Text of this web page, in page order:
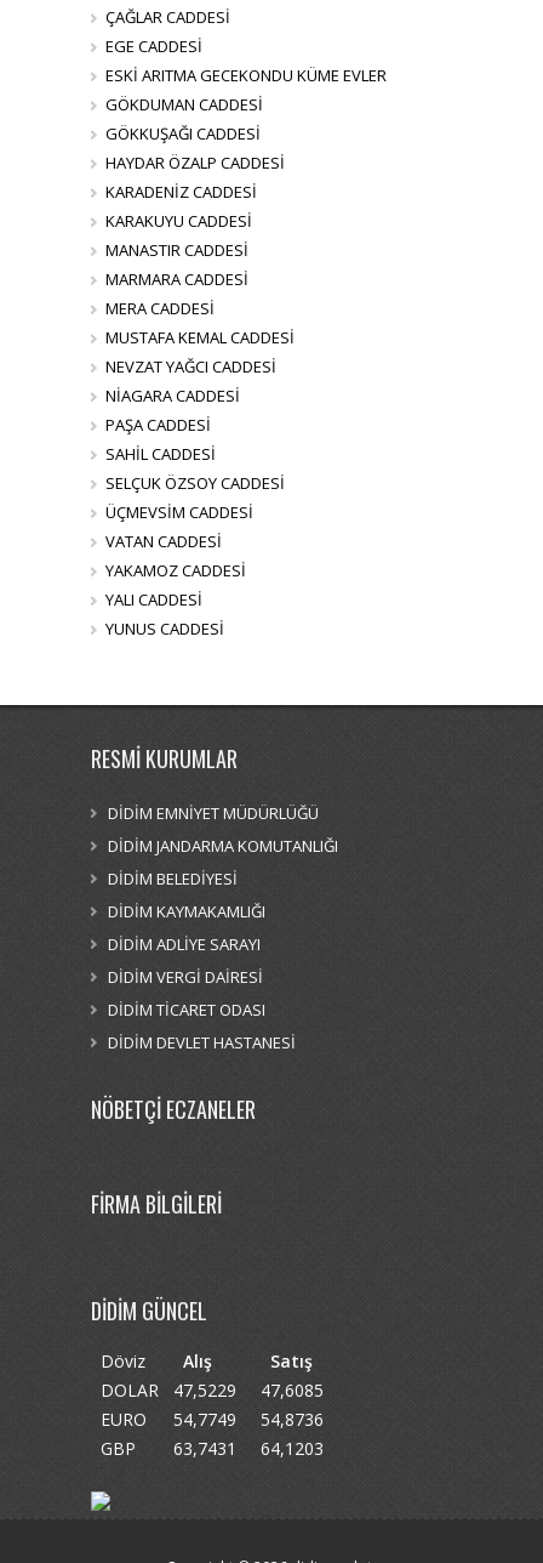
ÇAĞLAR CADDESİ
EGE CADDESİ
ESKİ ARITMA GECEKONDU KÜME EVLER
GÖKDUMAN CADDESİ
GÖKKUŞAĞI CADDESİ
HAYDAR ÖZALP CADDESİ
KARADENİZ CADDESİ
KARAKUYU CADDESİ
MANASTIR CADDESİ
MARMARA CADDESİ
MERA CADDESİ
MUSTAFA KEMAL CADDESİ
NEVZAT YAĞCI CADDESİ
NİAGARA CADDESİ
PAŞA CADDESİ
SAHİL CADDESİ
SELÇUK ÖZSOY CADDESİ
ÜÇMEVSİM CADDESİ
VATAN CADDESİ
YAKAMOZ CADDESİ
YALI CADDESİ
YUNUS CADDESİ
RESMİ KURUMLAR
DİDİM EMNİYET MÜDÜRLÜĞÜ
DİDİM JANDARMA KOMUTANLIĞI
DİDİM BELEDİYESİ
DİDİM KAYMAKAMLIĞI
DİDİM ADLİYE SARAYI
DİDİM VERGİ DAİRESİ
DİDİM TİCARET ODASI
DİDİM DEVLET HASTANESİ
NÖBETÇİ ECZANELER
FİRMA BİLGİLERİ
DİDİM GÜNCEL
Döviz Alış
Satış
DOLAR
47,5229
47,6085
EURO
54,7749
54,8736
GBP
63,7431 64,1203